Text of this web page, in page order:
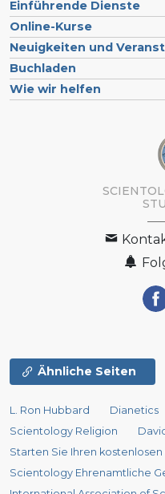
Einführende Dienste
Online-Kurse
Neuigkeiten und
Buchladen
Wie wir helfen
Ähnliche Seiten
L. Ron Hubbard Dianetics
Scientology Religion
Starten Sie Ihren kostenlosen
Scientology Ehrenamtliche